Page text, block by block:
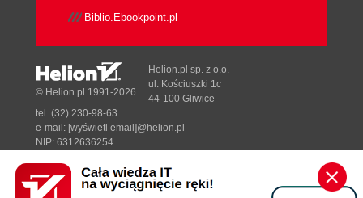
Biblio.Ebookpoint.pl
Designed with ♥ byTonik.pl
© Helion.pl 1991-2026
Helion.pl sp. z o.o.
ul. Kościuszki 1c
44-100 Gliwice
tel. (32) 230-98-63
e-mail: [wyświetl email]@helion.pl
NIP: 6312636254